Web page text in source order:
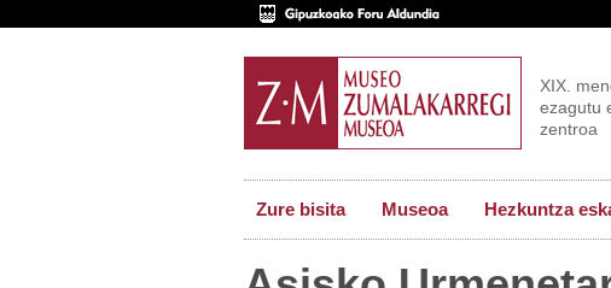
XIX.
ezagutu
zentroa
Zure bisita Museoa Hezkuntza